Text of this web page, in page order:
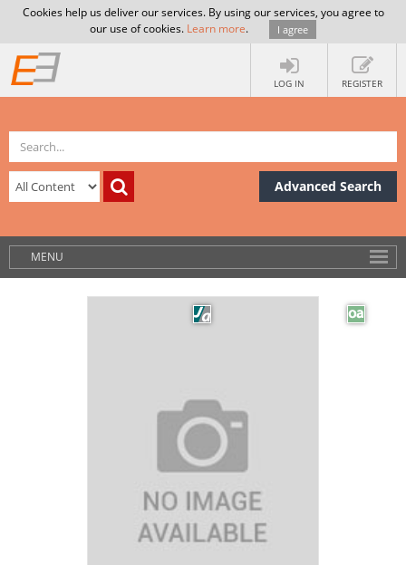
Cookies help us deliver our services. By using our services, you agree to
our use of cookies. Learn more. I agree
LOG IN REGISTER
Advanced Search
MENU